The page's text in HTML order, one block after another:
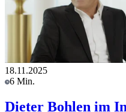
18.11.2025
6 Min.
Dieter Bohlen im